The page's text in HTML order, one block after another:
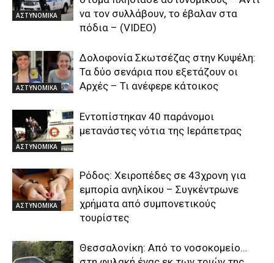
ΑΣΤΥΝΟΜΙΚΑ
να τον συλλάβουν, το έβαλαν στα
πόδια – (VIDEO)
ΑΣΤΥΝΟΜΙΚΑ
Δολοφονία Σκωτσέζας στην Κυψέλη:
Τα δύο σενάρια που εξετάζουν οι
Αρχές – Τι ανέφερε κάτοικος
ΑΣΤΥΝΟΜΙΚΑ
Εντοπίστηκαν 40 παράνομοι
μετανάστες νότια της Ιεράπετρας
ΑΣΤΥΝΟΜΙΚΑ
Ρόδος: Χειροπέδες σε 43χρονη για
εμπορία ανηλίκου – Συγκέντρωνε
χρήματα από συμπονετικούς
τουρίστες
Θεσσαλονίκη: Από το νοσοκομείο…